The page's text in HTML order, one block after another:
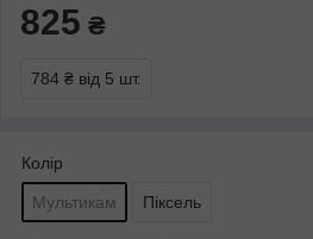
825 ₴
784 ₴ від 5 шт.
Колір
Мультикам Піксель